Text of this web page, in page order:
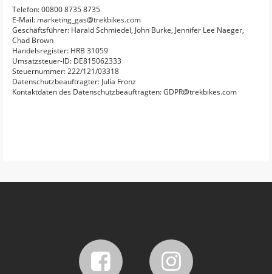
Telefon: 00800 8735 8735
E-Mail: marketing_gas@trekbikes.com
Geschäftsführer: Harald Schmiedel, John Burke, Jennifer Lee Naeger,
Chad Brown
Handelsregister: HRB 31059
Umsatzsteuer-ID: DE815062333
Steuernummer: 222/121/03318
Datenschutzbeauftragter: Julia Fronz
Kontaktdaten des Datenschutzbeauftragten: GDPR@trekbikes.com